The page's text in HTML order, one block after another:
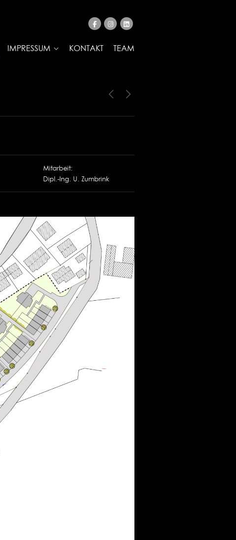
IMPRESSUM KONTAKT TEAM
Mitarbeit:
Dipl.-Ing. U. Zumbrink